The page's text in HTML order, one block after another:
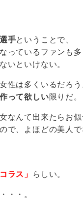
手ということで、
っているファンも
いといけない。
性は多くいるだろ
って欲しい限りだ。
なんて出来たらお
で、よほどの美人
ラス」
らしい。
・・。